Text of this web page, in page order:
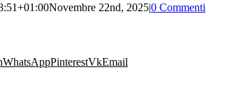
Novembre 22nd, 2025|0 Commenti
WhatsAppPinterestVkEmail